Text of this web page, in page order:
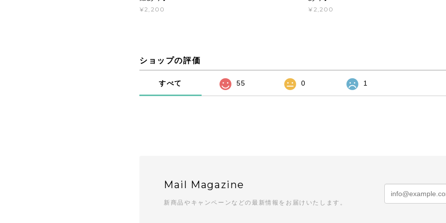
¥2,200 ¥2,200
ショップの評価
すべて 55 0 1
Mail Magazine
新商品やキャンペーンなどの最新情報をお届けいたします。